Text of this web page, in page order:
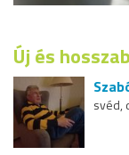
Új és
svéd,